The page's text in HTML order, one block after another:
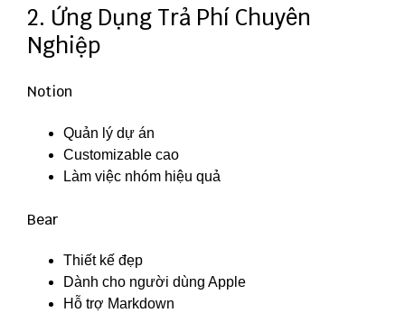
2. Ứng Dụng Trả Phí Chuyên
Nghiệp
Notion
Quản lý dự án
Customizable cao
Làm việc nhóm hiệu quả
Bear
Thiết kế đẹp
Dành cho người dùng Apple
Hỗ trợ Markdown